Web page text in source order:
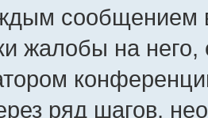
сообщением
жалобы на
ряд шагов,